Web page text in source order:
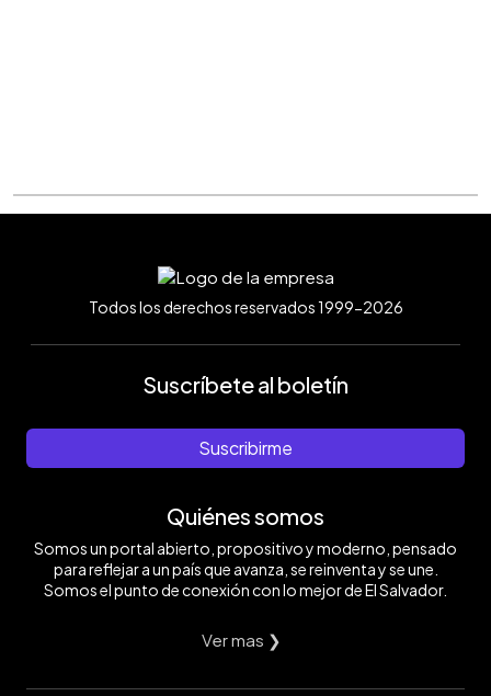
Todos los derechos reservados 1999-2026
Suscríbete al boletín
Suscribirme
Quiénes somos
Somos un portal abierto, propositivo y moderno, pensado
para reflejar a un país que avanza, se reinventa y se une.
Somos el punto de conexión con lo mejor de El Salvador.
Ver mas ❯